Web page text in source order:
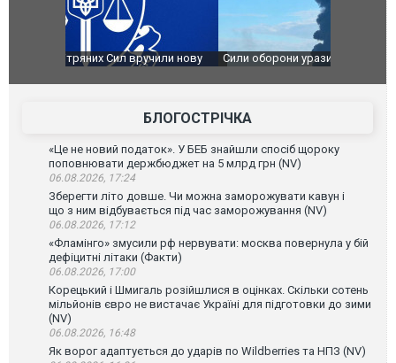
Сили оборони уразили Ярославський НПЗ:
губернатор регіону заявив про наймасштабнішу
атаку. ВІДЕО
Неймар
БЛОГОСТРІЧКА
«Це не новий податок». У БЕБ знайшли спосіб щороку
поповнювати держбюджет на 5 млрд грн (NV)
06.08.2026, 17:24
Зберегти літо довше. Чи можна заморожувати кавун і
що з ним відбувається під час заморожування (NV)
06.08.2026, 17:12
«Фламінго» змусили рф нервувати: москва повернула у бій
дефіцитні літаки (Факти)
06.08.2026, 17:00
Корецький і Шмигаль розійшлися в оцінках. Скільки сотень
мільйонів євро не вистачає Україні для підготовки до зими
(NV)
06.08.2026, 16:48
Як ворог адаптується до ударів по Wildberries та НПЗ (NV)